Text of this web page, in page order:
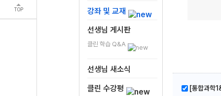
TOP
강좌 및 교재
선생님 게시판
클린 학습 Q&A
선생님 새소식
클린 수강평 [통합과학